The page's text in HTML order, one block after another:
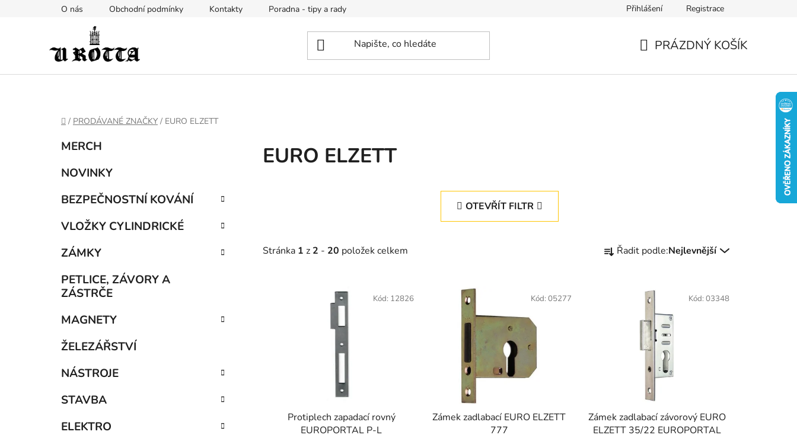
O nás Obchodní podmínky Kontakty Poradna - tipy a rady Přihlášení Registrace
PRÁZDNÝ KOŠÍK
DOMŮ
/ PRODÁVANÉ ZNAČKY / EURO ELZETT
Přeskočit
kategorie
MERCH
NOVINKY
BEZPEČNOSTNÍ KOVÁNÍ
VLOŽKY CYLINDRICKÉ
ZÁMKY
PETLICE, ZÁVORY A
ZÁSTRČE
MAGNETY
ŽELEZÁŘSTVÍ
NÁSTROJE
STAVBA
ELEKTRO
EURO ELZETT
OTEVŘÍT FILTR
Stránka 1 z 2 - 20 položek celkem
a
k
t
Řadit podle:Nejlevnější
Protiplech zapadací rovný
EUROPORTAL P-L
Kód: 12826
Zámek zadlabací EURO ELZETT
777
Kód: 05277
Zámek zadlabací závorový EURO
ELZETT 35/22 EUROPORTAL
Kód: 03348